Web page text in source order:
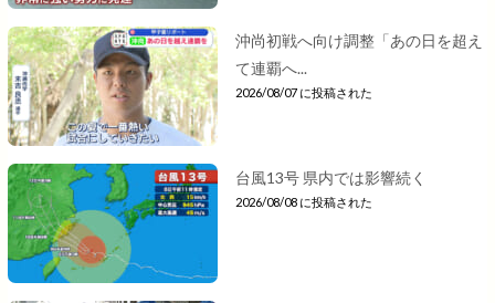
沖尚初戦へ向け調整「あの日を超え
て連覇へ...
2026/08/07 に投稿された
台風13号 県内では影響続く
2026/08/08 に投稿された